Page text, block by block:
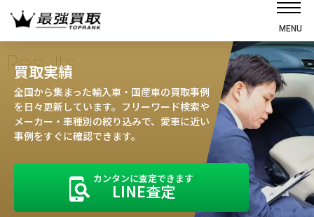
MENU
選ばれる理由
高価買取の仕組み
売却の流れ
お客様の声
Results
買取実績
全国から集まった輸入車・国産車の買取事例
を日々更新しています。フリーワード検索や
メーカー・車種別の絞り込みで、愛車に近い
事例をすぐに確認できます。
カンタンに査定できます
LINE査定